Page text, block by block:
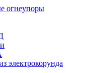
огнеупоры
электрокорунда